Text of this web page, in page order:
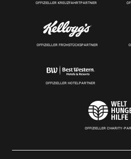
OFFIZIELLER KREUZFAHRTPARTNER
OFFIZIELLER FRÜHSTÜCKSPARTNER
OFFIZIELLER HOTELPARTNER
OFFIZIELLER CHARITY-